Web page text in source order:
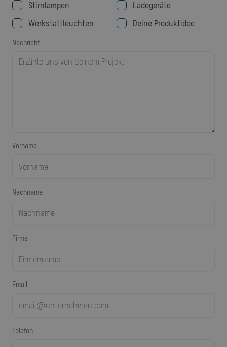
Stirnlampen
Ladegeräte
Werkstattleuchten
Deine Produktidee
Nachricht
Vorname
Nachname
Firma
Email
Telefon